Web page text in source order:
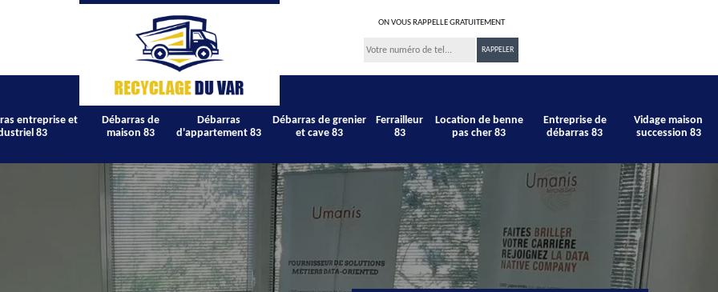
ON VOUS RAPPELLE GRATUITEMENT
entreprise et
83
Débarras de
maison 83
Débarras
d'appartement 83
Débarras de grenier
et cave 83
Ferrailleur
83
Location de benne
pas cher 83
Entreprise de
débarras 83
Vidage maison
succession 83